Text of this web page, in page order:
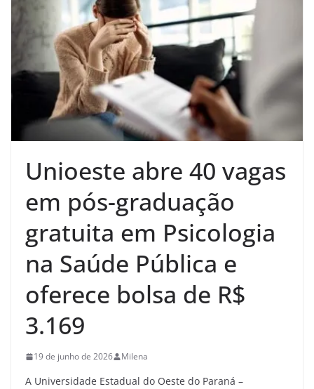
Unioeste abre 40 vagas
em pós-graduação
gratuita em Psicologia
na Saúde Pública e
oferece bolsa de R$
3.169
19 de junho de 2026 Milena
A Universidade Estadual do Oeste do Paraná –